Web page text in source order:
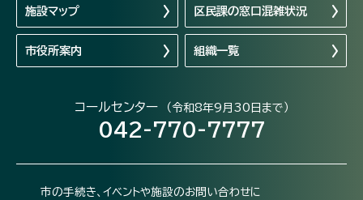
施設マップ 区民課の窓口混雑状況
市役所案内 組織一覧
コールセンター （令和8年9月30日まで）
042-770-7777
市の手続き、イベントや施設のお問い合わせに